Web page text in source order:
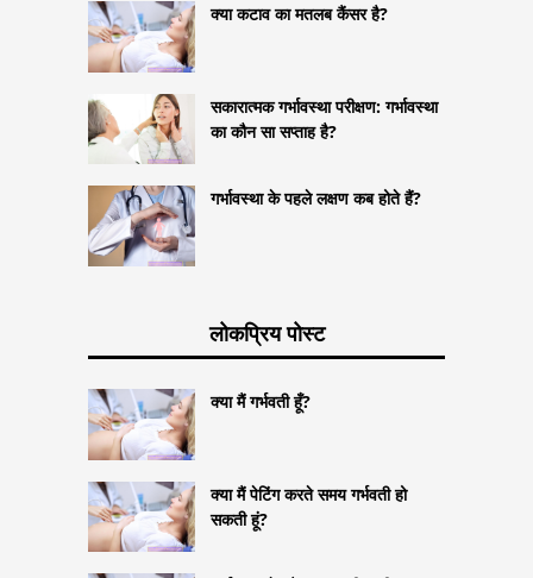
क्या कटाव का मतलब कैंसर है?
सकारात्मक गर्भावस्था परीक्षण: गर्भावस्था
का कौन सा सप्ताह है?
गर्भावस्था के पहले लक्षण कब होते हैं?
लोकप्रिय पोस्ट
क्या मैं गर्भवती हूँ?
क्या मैं पेटिंग करते समय गर्भवती हो
सकती हूं?